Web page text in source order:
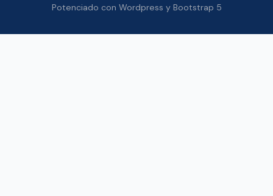
Potenciado con Wordpress y Bootstrap 5